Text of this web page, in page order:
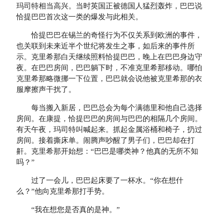
玛司特相当高兴。当时英国正被德国人猛烈轰炸，巴巴说
恰提巴巴首次这一类的爆发与此相关。
恰提巴巴在锡兰的奇怪行为不仅关系到欧洲的事件，
也关联到未来近半个世纪将发生之事，如后来的事件所
示。克里希那白天继续照料恰提巴巴，晚上在巴巴身边守
夜。在巴巴房间，巴巴躺下时，不准克里希那移动。哪怕
克里希那略微挪一下位置，巴巴就会说他被克里希那的衣
服摩擦声干扰了。
每当搬入新居，巴巴总会为每个满德里和他自己选择
房间。在康提，恰提巴巴的房间与巴巴的相隔几个房间。
有天午夜，玛司特叫喊起来。抓起金属浴桶和椅子，扔过
房间。接着撕床单。闹腾声吵醒了男子们，巴巴却在打
鼾。克里希那开始想：“巴巴是哪类神？他真的无所不知
吗？”
过了一会儿，巴巴起床要了一杯水。“你在想什
么？”他向克里希那打手势。
“我在想您是否真的是神。”